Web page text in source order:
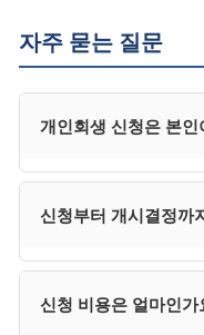
자주 묻는 질문
개인회생 신청은 본
작성이 매우 복잡해
있습니다.
신청부터 개시결정까
복잡하면 4개월 이상
신청 비용은 얼마인가